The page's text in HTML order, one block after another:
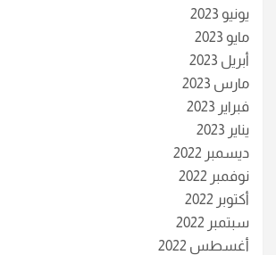
يونيو 2023
مايو 2023
أبريل 2023
مارس 2023
فبراير 2023
يناير 2023
ديسمبر 2022
نوفمبر 2022
أكتوبر 2022
سبتمبر 2022
أغسطس 2022